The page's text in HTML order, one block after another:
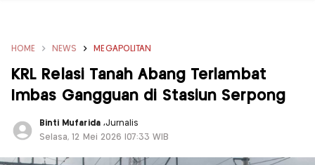
HOME NEWS MEGAPOLITAN
KRL Relasi Tanah Abang Terlambat
Imbas Gangguan di Stasiun Serpong
Binti Mufarida ,Jurnalis
Selasa, 12 Mei 2026 |07:33 WIB